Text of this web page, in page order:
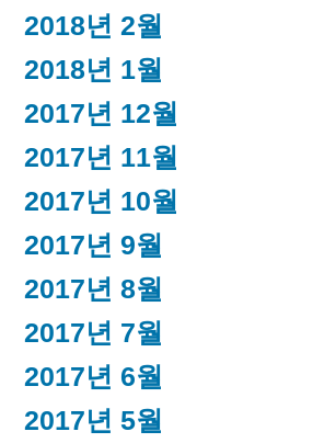
2018년 2월
2018년 1월
2017년 12월
2017년 11월
2017년 10월
2017년 9월
2017년 8월
2017년 7월
2017년 6월
2017년 5월